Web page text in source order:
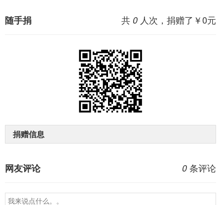
共 0 人次，捐赠了￥0元
随手捐
捐赠信息
0 条评论
网友评论